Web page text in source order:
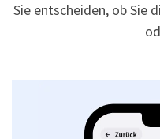
Sie entscheiden, ob Sie